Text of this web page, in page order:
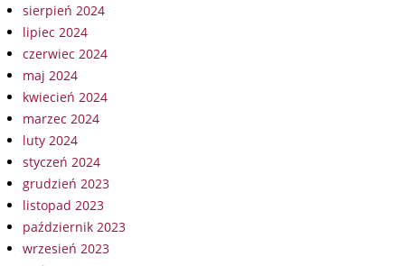
sierpień 2024
lipiec 2024
czerwiec 2024
maj 2024
kwiecień 2024
marzec 2024
luty 2024
styczeń 2024
grudzień 2023
listopad 2023
październik 2023
wrzesień 2023